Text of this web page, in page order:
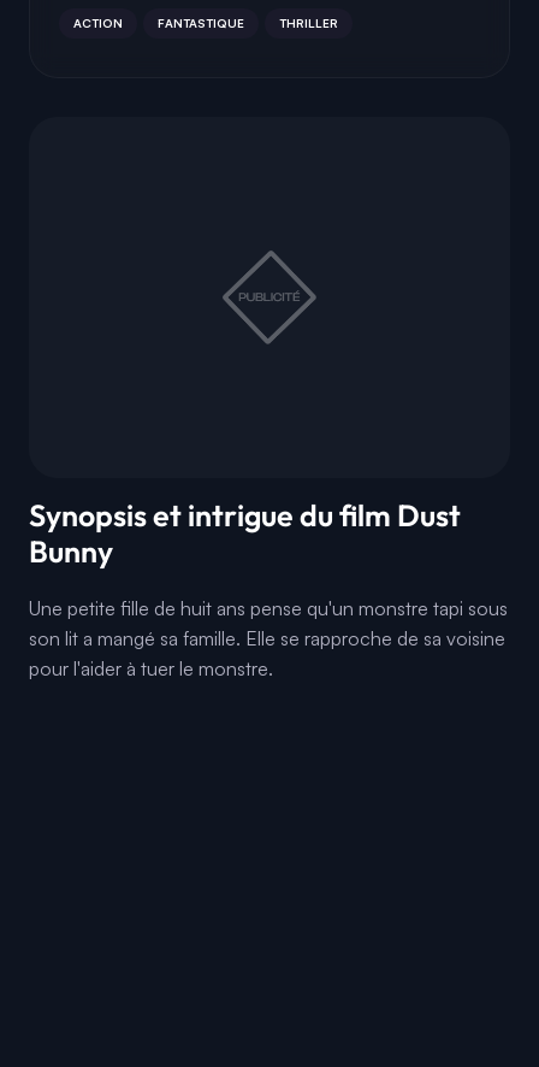
Synopsis et intrigue du film Dust
Bunny
Une petite fille de huit ans pense qu'un monstre tapi sous
son lit a mangé sa famille. Elle se rapproche de sa voisine
pour l'aider à tuer le monstre.
ACTION FANTASTIQUE THRILLER